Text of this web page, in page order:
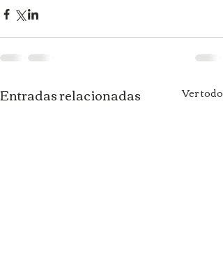
Entradas relacionadas Ver todo